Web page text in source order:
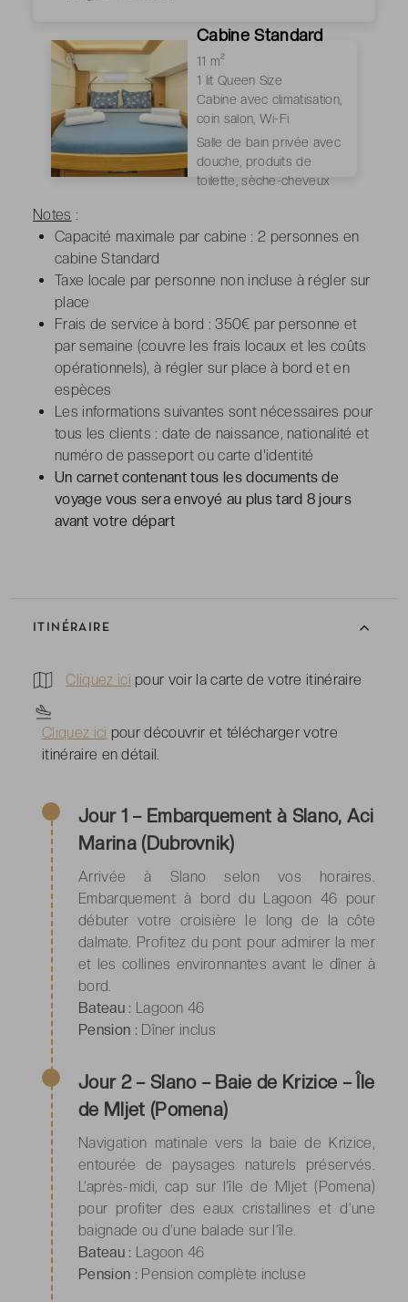
Cabine Standard
11 m²
1 lit Queen Size
Cabine avec climatisation,
coin salon, Wi-Fi
Salle de bain privée avec
douche, produits de
toilette, sèche-cheveux
Notes :
Capacité maximale par cabine : 2 personnes en
cabine Standard
Taxe locale par personne non incluse à régler sur
place
Frais de service à bord : 350€ par personne et
par semaine (couvre les frais locaux et les coûts
opérationnels), à régler sur place à bord et en
espèces
Les informations suivantes sont nécessaires pour
tous les clients : date de naissance, nationalité et
numéro de passeport ou carte d'identité
Un carnet contenant tous les documents de
voyage vous sera envoyé au plus tard 8 jours
avant votre départ
ITINÉRAIRE
Cliquez ici pour voir la carte de votre itinéraire
Cliquez ici pour découvrir et télécharger votre
itinéraire en détail.
Jour 1 – Embarquement à Slano, Aci
Marina (Dubrovnik)
Arrivée à Slano selon vos horaires.
Embarquement à bord du Lagoon 46 pour
débuter votre croisière le long de la côte
dalmate. Profitez du pont pour admirer la mer
et les collines environnantes avant le dîner à
bord.
Bateau : Lagoon 46
Pension : Dîner inclus
Jour 2 – Slano – Baie de Krizice – Île
de Mljet (Pomena)
Navigation matinale vers la baie de Krizice,
entourée de paysages naturels préservés.
L’après-midi, cap sur l’île de Mljet (Pomena)
pour profiter des eaux cristallines et d’une
baignade ou d’une balade sur l’île.
Bateau : Lagoon 46
Pension : Pension complète incluse